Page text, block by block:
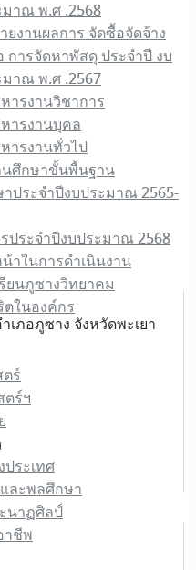
าณ พ.ศ .2568
ยงานผลการ จัดซื้อจัดจ้าง
การจัดหาพัสดุ ประจําปี งบ
าณ พ.ศ .2567
ารงานวิชาการ
ารงานบุคล
ารงานทั่วไป
ศึกษาขั้นพื้นฐาน
ประจำปีงบประมาณ 2565-
ประจำปีงบประมาณ 2568
าในการดำเนินงาน
ยนภูซางวิทยาคม
ในองค์กร
ร์
ตร์ฯ
ระเทศ
ละพลศึกษา
นาฏศิลป์
าชีพ
เภอภูซาง จังหวัดพะเยา